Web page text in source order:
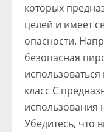
которых
целей и имеет
опасности.
безопасная
класс С
использования
Убедитесь, что